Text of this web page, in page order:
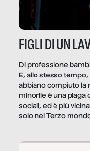
FIGLI DI UN
Di professione
E, allo stesso
abbiano compiuto la
minorile è una piaga
sociali, ed è più
solo nel Terzo